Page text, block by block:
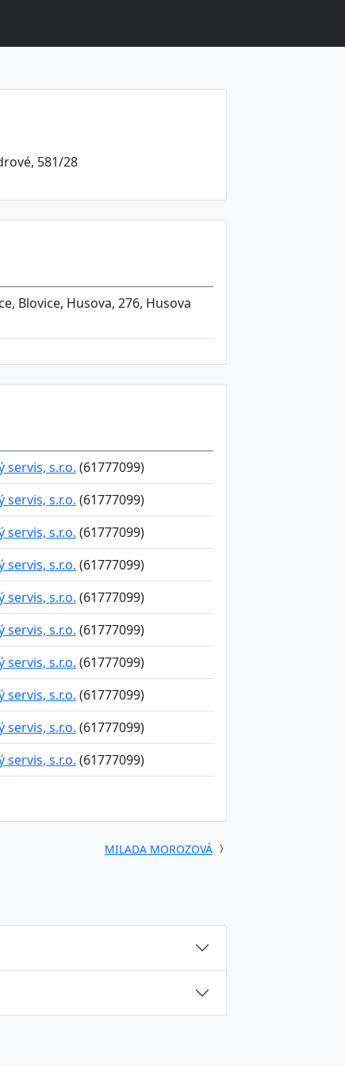
581/28
Blovice, Husova, 276, Husova
s.r.o. (61777099)
s.r.o. (61777099)
s.r.o. (61777099)
s.r.o. (61777099)
s.r.o. (61777099)
s.r.o. (61777099)
s.r.o. (61777099)
s.r.o. (61777099)
s.r.o. (61777099)
s.r.o. (61777099)
MILADA MOROZOVÁ